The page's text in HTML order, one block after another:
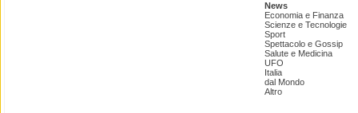
News
Economia e Finanza
Scienze e Tecnologie
Sport
Spettacolo e Gossip
Salute e Medicina
UFO
Italia
dal Mondo
Altro